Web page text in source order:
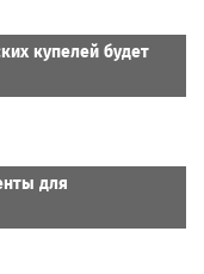
купелей будет
для